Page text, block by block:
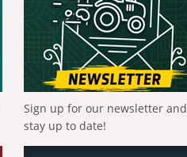
Sign up for our newsletter and
stay up to date!